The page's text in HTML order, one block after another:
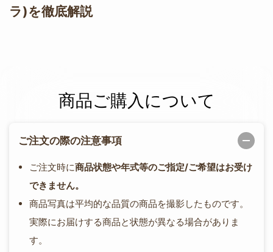
ラ)を徹底解説
商品ご購入について
ご注文の際の注意事項
ご注文時に商品状態や年式等のご指定/ご希望はお受け
できません。
商品写真は平均的な品質の商品を撮影したものです。
実際にお届けする商品と状態が異なる場合がありま
す。